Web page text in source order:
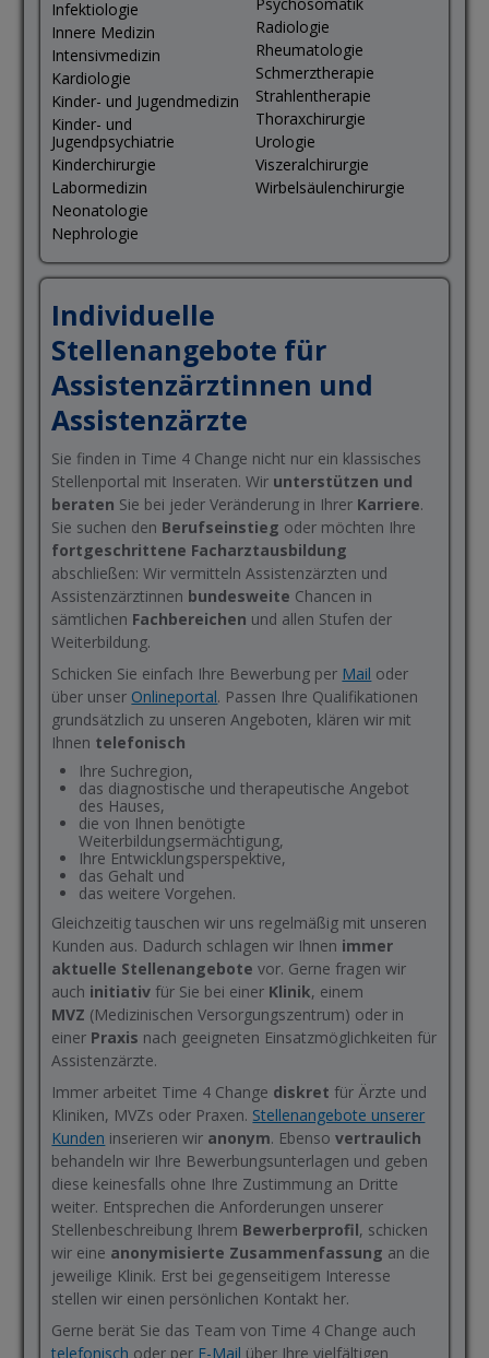
Infektiologie
Innere Medizin
Intensivmedizin
Kardiologie
Kinder- und Jugendmedizin
Kinder- und
Jugendpsychiatrie
Kinderchirurgie
Labormedizin
Neonatologie
Nephrologie
Radiologie
Rheumatologie
Schmerztherapie
Strahlentherapie
Thoraxchirurgie
Urologie
Viszeralchirurgie
Wirbelsäulenchirurgie
Individuelle
Stellenangebote für
Assistenzärztinnen und
Assistenzärzte
Sie finden in Time 4 Change nicht nur ein klassisches
Stellenportal mit Inseraten. Wir unterstützen und
beraten Sie bei jeder Veränderung in Ihrer Karriere.
Sie suchen den Berufseinstieg oder möchten Ihre
fortgeschrittene Facharztausbildung
abschließen: Wir vermitteln Assistenzärzten und
Assistenzärztinnen bundesweite Chancen in
sämtlichen Fachbereichen und allen Stufen der
Weiterbildung.
Schicken Sie einfach Ihre Bewerbung per Mail oder
über unser Onlineportal. Passen Ihre Qualifikationen
grundsätzlich zu unseren Angeboten, klären wir mit
Ihnen telefonisch
Ihre Suchregion,
das diagnostische und therapeutische Angebot
des Hauses,
die von Ihnen benötigte
Weiterbildungsermächtigung,
Ihre Entwicklungsperspektive,
das Gehalt und
das weitere Vorgehen.
Gleichzeitig tauschen wir uns regelmäßig mit unseren
Kunden aus. Dadurch schlagen wir Ihnen immer
aktuelle Stellenangebote vor. Gerne fragen wir
auch initiativ für Sie bei einer Klinik, einem
MVZ (Medizinischen Versorgungszentrum) oder in
einer Praxis nach geeigneten Einsatzmöglichkeiten für
Assistenzärzte.
Immer arbeitet Time 4 Change diskret für Ärzte und
Kliniken, MVZs oder Praxen. Stellenangebote unserer
Kunden inserieren wir anonym. Ebensovertraulich
behandeln wir Ihre Bewerbungsunterlagen und geben
diese keinesfalls ohne Ihre Zustimmung an Dritte
weiter. Entsprechen die Anforderungen unserer
Stellenbeschreibung Ihrem Bewerberprofil, schicken
wir eine anonymisierte Zusammenfassung an die
jeweilige Klinik. Erst bei gegenseitigem Interesse
stellen wir einen persönlichen Kontakt her.
Gerne berät Sie das Team von Time 4 Change auch
telefonisch oder per E-Mail über Ihre vielfältigen